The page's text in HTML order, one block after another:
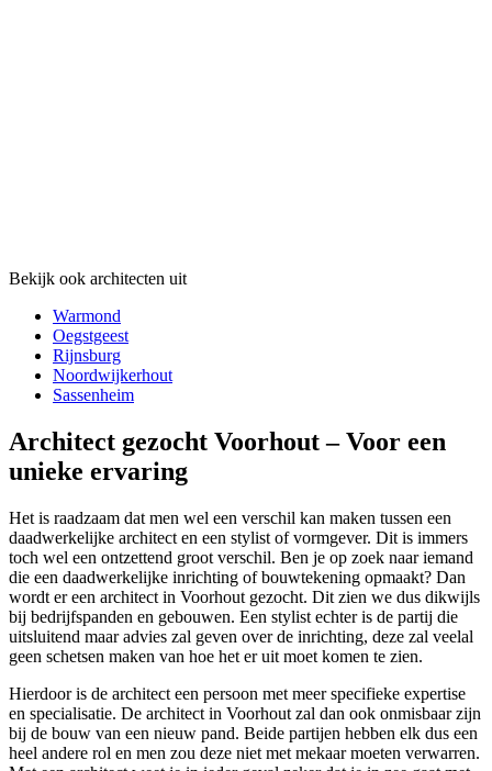
Bekijk ook architecten uit
Warmond
Oegstgeest
Rijnsburg
Noordwijkerhout
Sassenheim
Architect gezocht Voorhout – Voor een
unieke ervaring
Het is raadzaam dat men wel een verschil kan maken tussen een
daadwerkelijke architect en een stylist of vormgever. Dit is immers
toch wel een ontzettend groot verschil. Ben je op zoek naar iemand
die een daadwerkelijke inrichting of bouwtekening opmaakt? Dan
wordt er een architect in Voorhout gezocht. Dit zien we dus dikwijls
bij bedrijfspanden en gebouwen. Een stylist echter is de partij die
uitsluitend maar advies zal geven over de inrichting, deze zal veelal
geen schetsen maken van hoe het er uit moet komen te zien.
Hierdoor is de architect een persoon met meer specifieke expertise
en specialisatie. De architect in Voorhout zal dan ook onmisbaar zijn
bij de bouw van een nieuw pand. Beide partijen hebben elk dus een
heel andere rol en men zou deze niet met mekaar moeten verwarren.